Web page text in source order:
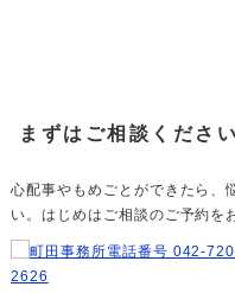
まずはご相談ください
心配事やもめごとができたら、
い。はじめはご相談のご予約を